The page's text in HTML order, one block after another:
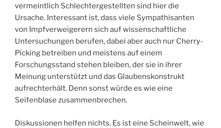
vermeintlich Schlechtergestellten sind hier die
Ursache. Interessant ist, dass viele Sympathisanten
von Impfverweigerern sich auf wissenschaftliche
Untersuchungen berufen, dabei aber auch nur Cherry-
Picking betreiben und meistens auf einem
Forschungsstand stehen bleiben, der sie in ihrer
Meinung unterstützt und das Glaubenskonstrukt
aufrechterhält. Denn sonst würde es wie eine
Seifenblase zusammenbrechen.
Diskussionen helfen nichts. Es ist eine Scheinwelt, wie